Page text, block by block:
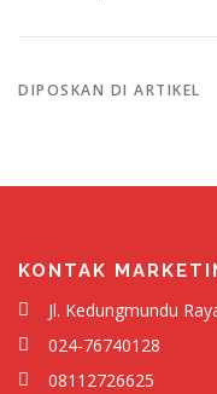
DIPOSKAN DI ARTIKEL
KONTAK
Jl. Kedungmundu
024-76740128
08112726625